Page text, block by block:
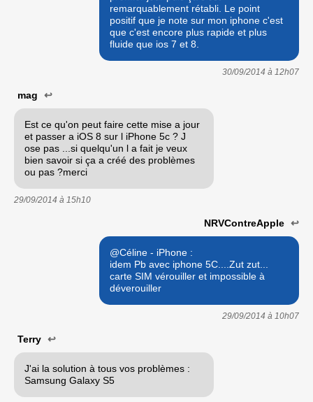
remarquablement rétabli. Le point
positif que je note sur mon iphone c'est
que c'est encore plus rapide et plus
fluide que ios 7 et 8.
30/09/2014 à 12h07
mag ↩
Est ce qu'on peut faire cette mise a jour
et passer a iOS 8 sur l iPhone 5c ? J
ose pas ...si quelqu'un l a fait je veux
bien savoir si ça a créé des problèmes
ou pas ?merci
29/09/2014 à 15h10
NRVContreApple ↩
@Céline - iPhone :
idem Pb avec iphone 5C....Zut zut...
carte SIM vérouiller et impossible à
déverouiller
29/09/2014 à 10h07
Terry ↩
J'ai la solution à tous vos problèmes :
Samsung Galaxy S5